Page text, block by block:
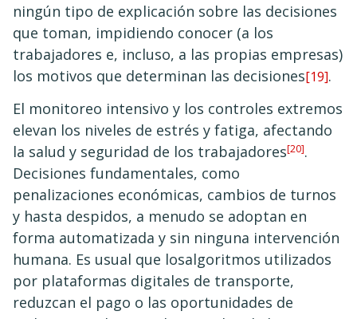
ningún tipo de explicación sobre las decisiones
que toman, impidiendo conocer (a los
trabajadores e, incluso, a las propias empresas)
los motivos que determinan las decisiones[19].
El monitoreo intensivo y los controles extremos
elevan los niveles de estrés y fatiga, afectando
la salud y seguridad de los trabajadores[20].
Decisiones fundamentales, como
penalizaciones económicas, cambios de turnos
y hasta despidos, a menudo se adoptan en
forma automatizada y sin ninguna intervención
humana. Es usual que losalgoritmos utilizados
por plataformas digitales de transporte,
reduzcan el pago o las oportunidades de